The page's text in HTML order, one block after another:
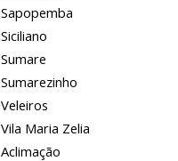
Sapopemba
Siciliano
Sumare
Sumarezinho
Veleiros
Vila Maria Zelia
Aclimação